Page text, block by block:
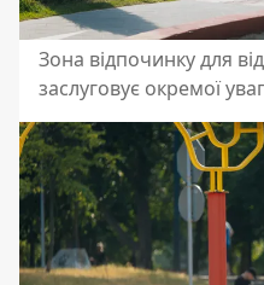
Зона відпочинку для
заслуговує окремої